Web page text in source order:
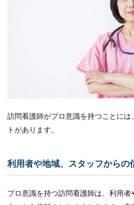
ショ
ンの
顔と
覚を
6.6
6.周
訪問看護師がプロ意識を持つことには
トがあります。
利用者や地域、スタッフからの
プロ意識を持つ訪問看護師は、利用